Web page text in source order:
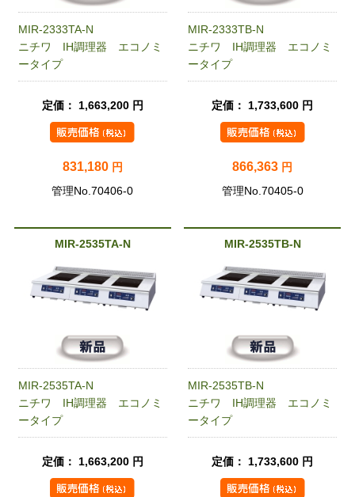
MIR-2333TA-N
ニチワ IH調理器 エコノミ
ータイプ
定価： 1,663,200 円
831,180 円
管理No.70406-0
MIR-2333TB-N
ニチワ IH調理器 エコノミ
ータイプ
定価： 1,733,600 円
866,363 円
管理No.70405-0
MIR-2535TA-N
MIR-2535TA-N
ニチワ IH調理器 エコノミ
ータイプ
定価： 1,663,200 円
MIR-2535TB-N
MIR-2535TB-N
ニチワ IH調理器 エコノミ
ータイプ
定価： 1,733,600 円